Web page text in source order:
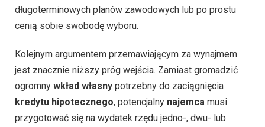
długoterminowych planów zawodowych lub po prostu
cenią sobie swobodę wyboru.
Kolejnym argumentem przemawiającym za wynajmem
jest znacznie niższy próg wejścia. Zamiast gromadzić
ogromny wkład własny potrzebny do zaciągnięcia
kredytu hipotecznego, potencjalny najemca musi
przygotować się na wydatek rzędu jedno-, dwu- lub